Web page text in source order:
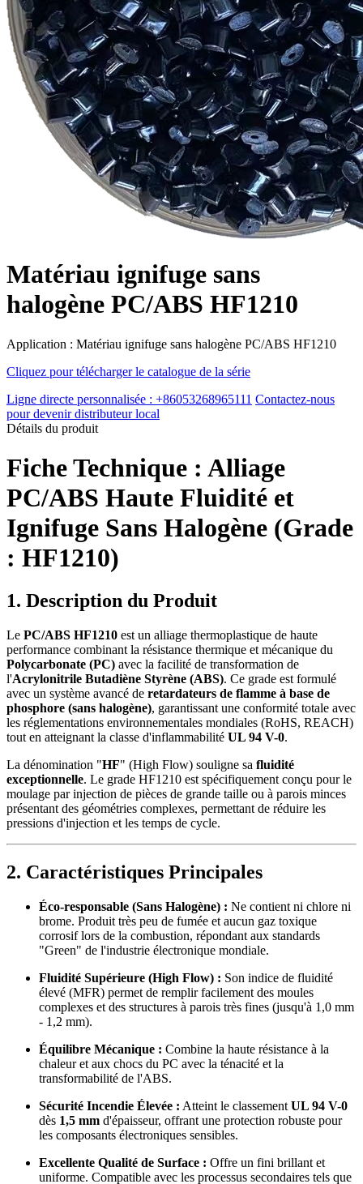
Matériau ignifuge sans
halogène PC/ABS HF1210
Application : Matériau ignifuge sans halogène PC/ABS HF1210
Cliquez pour télécharger le catalogue de la série
Ligne directe personnalisée : +86053268965111 Contactez-nous
pour devenir distributeur local
Détails du produit
Fiche Technique : Alliage
PC/ABS Haute Fluidité et
Ignifuge Sans Halogène (Grade
: HF1210)
1. Description du Produit
Le PC/ABS HF1210 est un alliage thermoplastique de haute
performance combinant la résistance thermique et mécanique du
Polycarbonate (PC) avec la facilité de transformation de
l'Acrylonitrile Butadiène Styrène (ABS). Ce grade est formulé
avec un système avancé de retardateurs de flamme à base de
phosphore (sans halogène), garantissant une conformité totale avec
les réglementations environnementales mondiales (RoHS, REACH)
tout en atteignant la classe d'inflammabilité UL 94 V-0.
La dénomination "HF" (High Flow) souligne sa fluidité
exceptionnelle. Le grade HF1210 est spécifiquement conçu pour le
moulage par injection de pièces de grande taille ou à parois minces
présentant des géométries complexes, permettant de réduire les
pressions d'injection et les temps de cycle.
2. Caractéristiques Principales
Éco-responsable (Sans Halogène) : Ne contient ni chlore ni
brome. Produit très peu de fumée et aucun gaz toxique
corrosif lors de la combustion, répondant aux standards
"Green" de l'industrie électronique mondiale.
Fluidité Supérieure (High Flow) : Son indice de fluidité
élevé (MFR) permet de remplir facilement des moules
complexes et des structures à parois très fines (jusqu'à 1,0 mm
- 1,2 mm).
Équilibre Mécanique : Combine la haute résistance à la
chaleur et aux chocs du PC avec la ténacité et la
transformabilité de l'ABS.
Sécurité Incendie Élevée : Atteint le classement UL 94 V-0
dès 1,5 mm d'épaisseur, offrant une protection robuste pour
les composants électroniques sensibles.
Excellente Qualité de Surface : Offre un fini brillant et
uniforme. Compatible avec les processus secondaires tels que